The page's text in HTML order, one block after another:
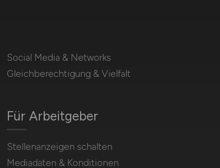
Social Media & Networks
Gleichberechtigung & Vielfalt
Für Arbeitgeber
Stellenanzeigen schalten
Mediadaten & Konditionen